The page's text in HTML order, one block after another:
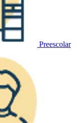
Preescolar